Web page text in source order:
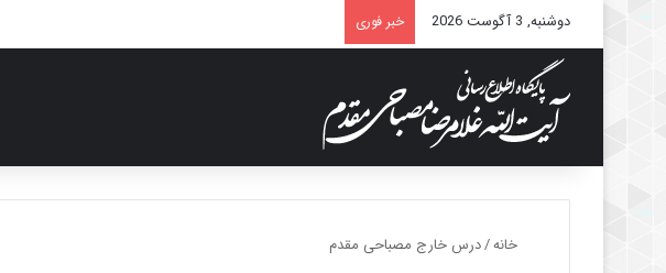
دوشنبه, 3 آگوست 2026 خبر فوری
خانه/درس خارج مصباحی مقدم